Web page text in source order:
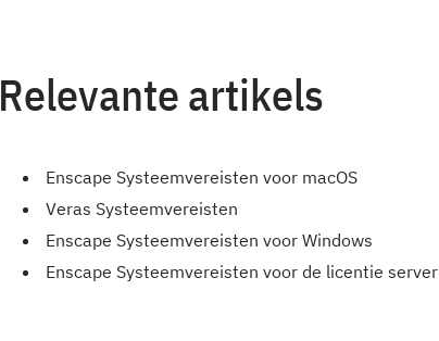
Relevante artikels
Enscape Systeemvereisten voor macOS
Veras Systeemvereisten
Enscape Systeemvereisten voor Windows
Enscape Systeemvereisten voor de licentie server